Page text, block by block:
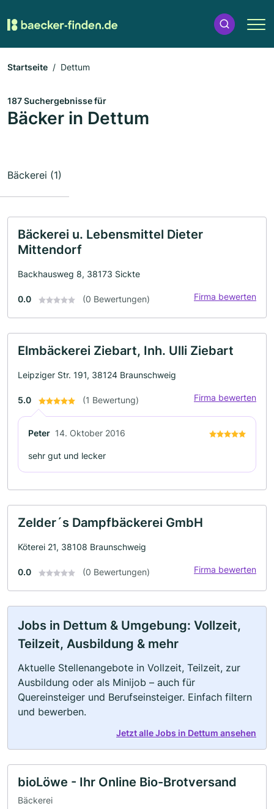
Startseite Dettum
187 Suchergebnisse für
Bäcker in Dettum
Bäckerei (1)
Bäckerei u. Lebensmittel Dieter
Mittendorf
Backhausweg 8, 38173 Sickte
0.0 (0 Bewertungen) Firma bewerten
Elmbäckerei Ziebart, Inh. Ulli Ziebart
Leipziger Str. 191, 38124 Braunschweig
5.0 (1 Bewertung) Firma bewerten
Peter 14. Oktober 2016
sehr gut und lecker
Zelder´s Dampfbäckerei GmbH
Köterei 21, 38108 Braunschweig
0.0 (0 Bewertungen) Firma bewerten
Jobs in Dettum & Umgebung: Vollzeit,
Teilzeit, Ausbildung & mehr
Aktuelle Stellenangebote in Vollzeit, Teilzeit, zur
Ausbildung oder als Minijob – auch für
Quereinsteiger und Berufseinsteiger. Einfach filtern
und bewerben.
Jetzt alle Jobs in Dettum ansehen
bioLöwe - Ihr Online Bio-Brotversand
Bäckerei